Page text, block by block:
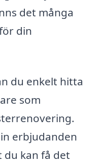
det många
din
du enkelt hitta
som
erbjudanden
kan få det